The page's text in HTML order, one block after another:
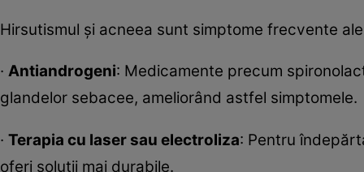
Hirsutismul și acneea sunt simptome frecvente
· Antiandrogeni: Medicamente precum
glandelor sebacee, ameliorând astfel simptomele.
· Terapia cu laser sau electroliza: Pentru
oferi soluții mai durabile.